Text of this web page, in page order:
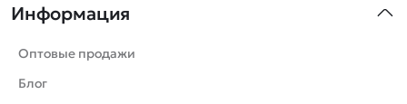
Машинки
Танки
Вертолеты
Информация
Оптовые продажи
Блог